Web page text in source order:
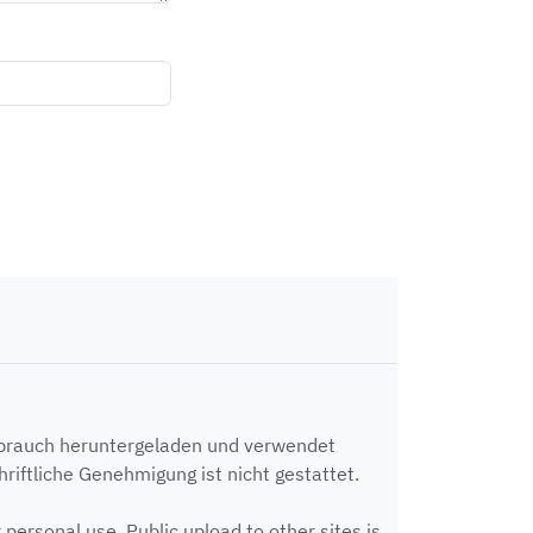
heruntergeladen und verwendet
Genehmigung ist nicht gestattet.